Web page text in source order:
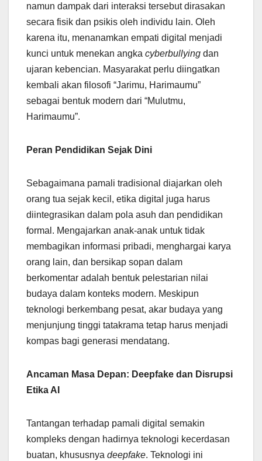
namun dampak dari interaksi tersebut dirasakan
secara fisik dan psikis oleh individu lain. Oleh
karena itu, menanamkan empati digital menjadi
kunci untuk menekan angka cyberbullying dan
ujaran kebencian. Masyarakat perlu diingatkan
kembali akan filosofi “Jarimu, Harimaumu”
sebagai bentuk modern dari “Mulutmu,
Harimaumu”.
Peran Pendidikan Sejak Dini
Sebagaimana pamali tradisional diajarkan oleh
orang tua sejak kecil, etika digital juga harus
diintegrasikan dalam pola asuh dan pendidikan
formal. Mengajarkan anak-anak untuk tidak
membagikan informasi pribadi, menghargai karya
orang lain, dan bersikap sopan dalam
berkomentar adalah bentuk pelestarian nilai
budaya dalam konteks modern. Meskipun
teknologi berkembang pesat, akar budaya yang
menjunjung tinggi tatakrama tetap harus menjadi
kompas bagi generasi mendatang.
Ancaman Masa Depan: Deepfake dan Disrupsi
Etika AI
Tantangan terhadap pamali digital semakin
kompleks dengan hadirnya teknologi kecerdasan
buatan, khususnya deepfake. Teknologi ini